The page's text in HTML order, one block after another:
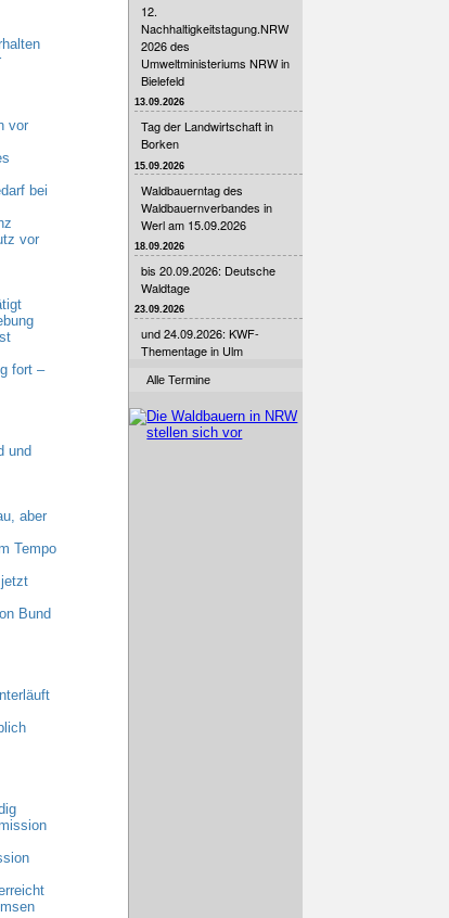
vor
bei
vor
fort –
und
aber
Tempo
Bund
12.
Nachhaltigkeitstagung.NRW
2026 des
Umweltministeriums NRW in
Bielefeld
13.09.2026
Tag der Landwirtschaft in
Borken
15.09.2026
Waldbauerntag des
Waldbauernverbandes in
Werl am 15.09.2026
18.09.2026
bis 20.09.2026: Deutsche
Waldtage
23.09.2026
und 24.09.2026: KWF-
Thementage in Ulm
Alle Termine